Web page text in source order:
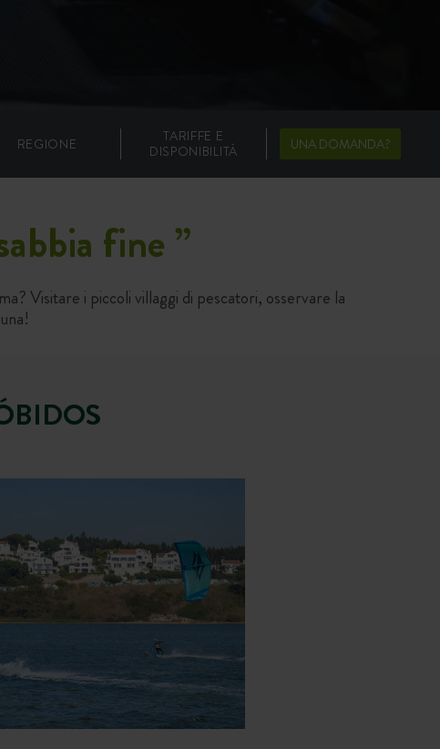
REGIONE
TARIFFE E
DISPONIBILITÀ
UNA DOMANDA?
fine”
Visitare i piccoli villaggi di pescatori, osservare la